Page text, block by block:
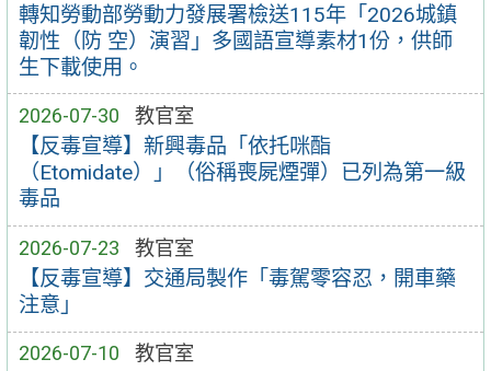
轉知勞動部勞動力發展署檢送115年「2026城鎮
韌性（防 空）演習」多國語宣導素材1份，供師
生下載使用。
2026-07-30 教官室
【反毒宣導】新興毒品「依托咪酯
（Etomidate）」（俗稱喪屍煙彈）已列為第一級
毒品
2026-07-23 教官室
【反毒宣導】交通局製作「毒駕零容忍，開車藥
注意」
2026-07-10 教官室